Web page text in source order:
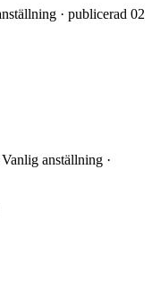
· publicerad 02
anställning ·